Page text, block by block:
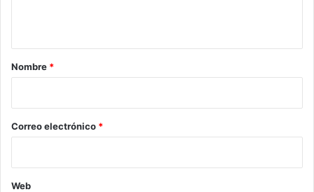
r
*
Nombre *
Correo electrónico *
Web